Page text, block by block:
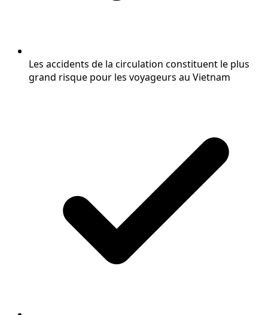
Les accidents de la circulation constituent le plus
grand risque pour les voyageurs au Vietnam